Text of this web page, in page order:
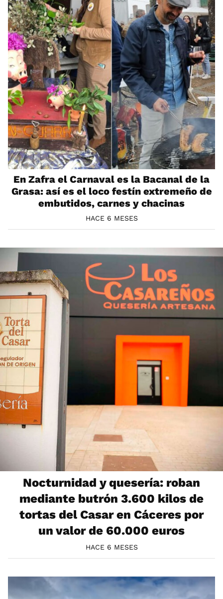
En Zafra el Carnaval es la Bacanal de la
Grasa: así es el loco festín extremeño de
embutidos, carnes y chacinas
HACE 6 MESES
Nocturnidad y quesería: roban
mediante butrón 3.600 kilos de
tortas del Casar en Cáceres por
un valor de 60.000 euros
HACE 6 MESES